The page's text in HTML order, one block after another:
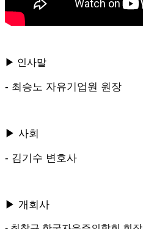
▶ 인사말
- 최승노 자유기업원 원장
▶ 사회
- 김기수 변호사
▶ 개회사